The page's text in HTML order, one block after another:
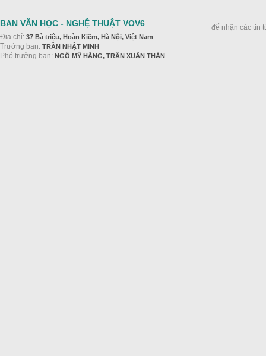
BAN VĂN HỌC - NGHỆ THUẬT VOV6
Địa chỉ: 37 Bà triệu, Hoàn Kiếm, Hà Nội, Việt Nam
Trưởng ban: TRẦN NHẬT MINH
Phó trưởng ban: NGÔ MỸ HẰNG, TRẦN XUÂN THÂN
để nhận các tin